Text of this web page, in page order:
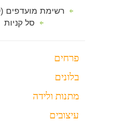
רשימת מועדפים (0)
סל קניות
פרחים
בלונים
מתנות ולידה
עיצובים